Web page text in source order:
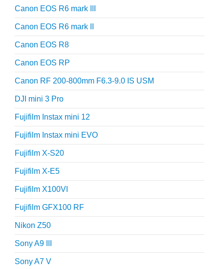
Canon EOS R6 mark III
Canon EOS R6 mark II
Canon EOS R8
Canon EOS RP
Canon RF 200-800mm F6.3-9.0 IS USM
DJI mini 3 Pro
Fujifilm Instax mini 12
Fujifilm Instax mini EVO
Fujifilm X-S20
Fujifilm X-E5
Fujifilm X100VI
Fujifilm GFX100 RF
Nikon Z50
Sony A9 III
Sony A7 V